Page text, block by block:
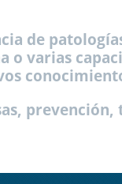
de
varias